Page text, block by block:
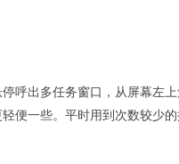
呼出多任务窗口，从屏幕左
便一些。平时用到次数较少